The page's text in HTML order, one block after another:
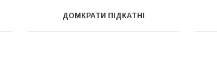
ДОМКРАТИ ПІДКАТНІ